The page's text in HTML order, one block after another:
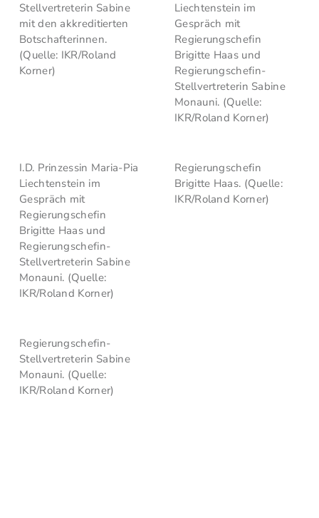
Stellvertreterin Sabine
mit den akkreditierten
Botschafterinnen.
(Quelle: IKR/Roland
Korner)
Liechtenstein im
Gespräch mit
Regierungschefin
Brigitte Haas und
Regierungschefin-
Stellvertreterin Sabine
Monauni. (Quelle:
IKR/Roland Korner)
I.D. Prinzessin Maria-Pia
Liechtenstein im
Gespräch mit
Regierungschefin
Brigitte Haas und
Regierungschefin-
Stellvertreterin Sabine
Monauni. (Quelle:
IKR/Roland Korner)
Regierungschefin
Brigitte Haas. (Quelle:
IKR/Roland Korner)
Regierungschefin-
Stellvertreterin Sabine
Monauni. (Quelle:
IKR/Roland Korner)